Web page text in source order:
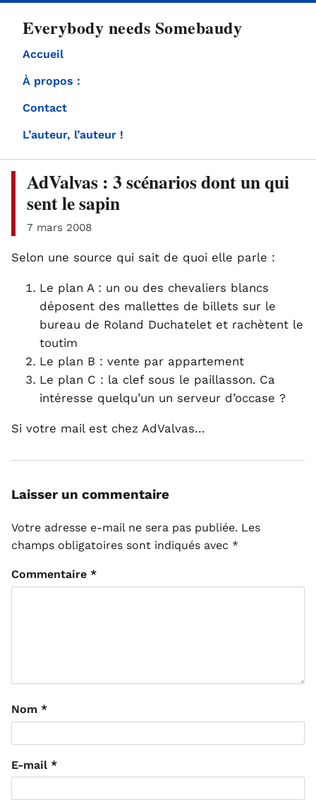
Everybody needs Somebaudy
Accueil
À propos :
Contact
L’auteur, l’auteur !
AdValvas : 3 scénarios dont un qui
sent le sapin
7 mars 2008
Selon une source qui sait de quoi elle parle :
Le plan A : un ou des chevaliers blancs
déposent des mallettes de billets sur le
bureau de Roland Duchatelet et rachètent le
toutim
Le plan B : vente par appartement
Le plan C : la clef sous le paillasson. Ca
intéresse quelqu’un un serveur d’occase ?
Si votre mail est chez AdValvas…
Laisser un commentaire
Votre adresse e-mail ne sera pas publiée. Les
champs obligatoires sont indiqués avec *
Commentaire *
Nom *
E-mail *